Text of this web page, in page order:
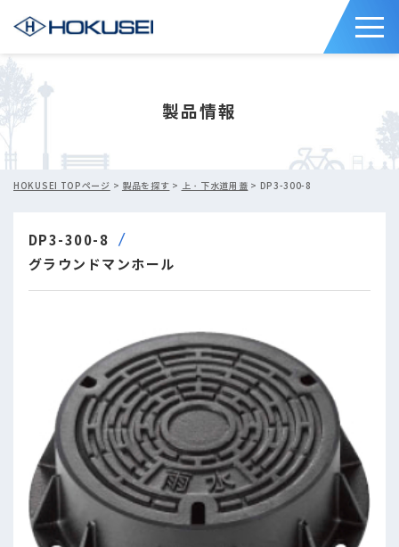
製品情報
HOKUSEI TOPページ > 製品を探す > 上・下水道用蓋 > DP3-300-8
DP3-300-8
グラウンドマンホール